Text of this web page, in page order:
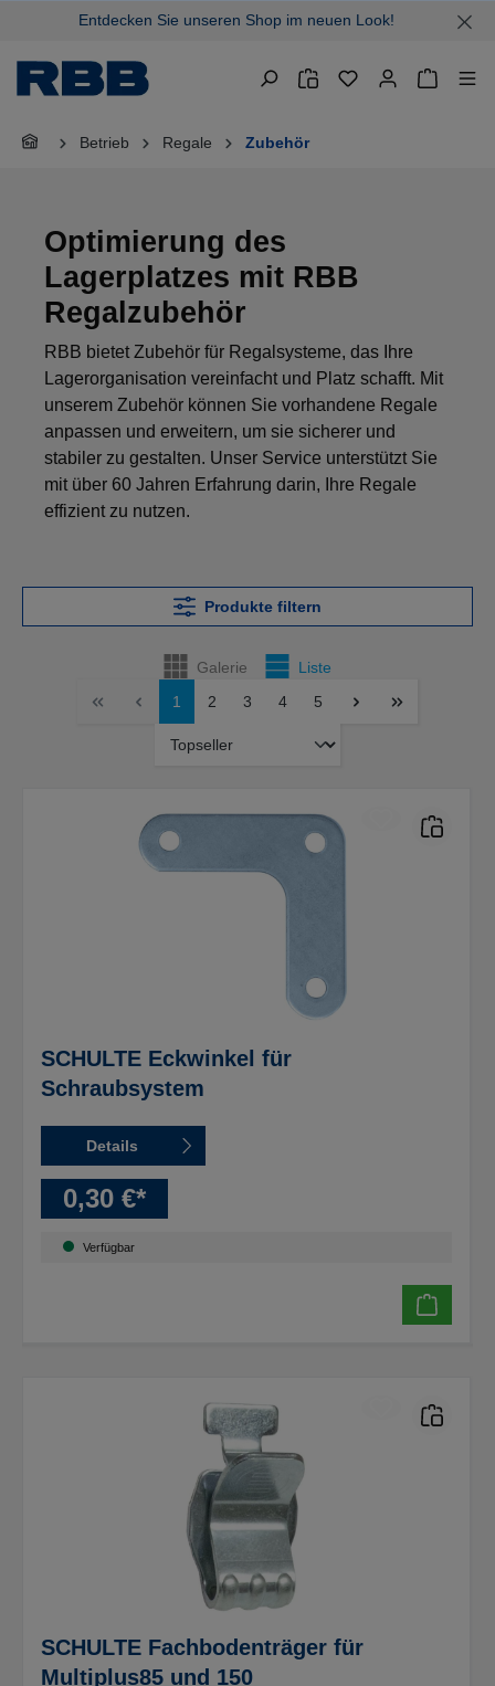
springenEntdecken Sie unseren Shop im neuen Look!
Betrieb Regale Zubehör
Optimierung des
Lagerplatzes mit RBB
Regalzubehör
RBB bietet Zubehör für Regalsysteme, das Ihre
Lagerorganisation vereinfacht und Platz schafft. Mit
unserem Zubehör können Sie vorhandene Regale
anpassen und erweitern, um sie sicherer und
stabiler zu gestalten. Unser Service unterstützt Sie
mit über 60 Jahren Erfahrung darin, Ihre Regale
effizient zu nutzen.
Produkte filtern
Galerie
Liste
1
2 3 4 5
SCHULTE Eckwinkel für
Schraubsystem
Details
0,30 €*
Verfügbar
SCHULTE Fachbodenträger für
Multiplus85 und 150